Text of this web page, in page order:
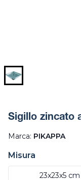
Sigillo zincato
Marca: PIKAPPA
Misura
23x23x5 cm